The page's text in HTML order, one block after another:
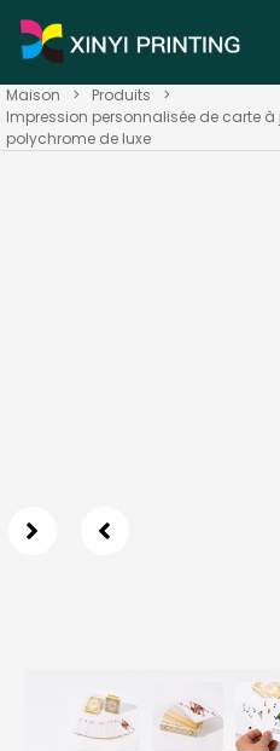
Maison > Produits
>
Impression personnalisée de carte
polychrome de luxe